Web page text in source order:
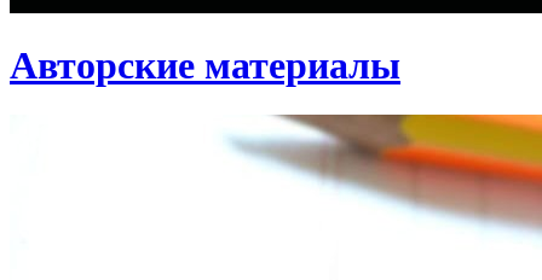
Авторские материалы